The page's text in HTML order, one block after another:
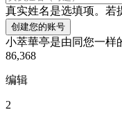
真实姓名是选填项。若
创建您的账号
小萃華亭是由同您一样
86,368
编辑
2